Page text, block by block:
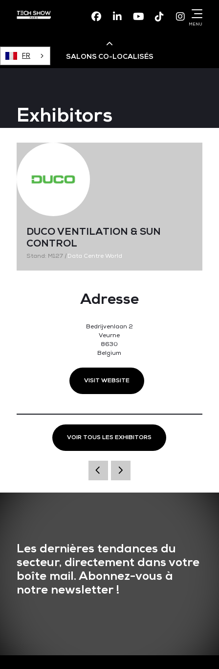
FacebookLinkedinYoutubeTikTok
MENU
FR SALONS CO-LOCALISÉS
Devops Live
Cloud & Cyber Security
Data & AI Leaders Summit
Data Centre World
Exhibitors
DUCO VENTILATION & SUN
CONTROL
Stand: M127 |Data Centre World
Adresse
Bedrijvenlaan 2
Veurne
8630
Belgium
VISIT WEBSITE
VOIR TOUS LES EXHIBITORS
Les dernières tendances du
secteur, directement dans votre
boîte mail. Abonnez-vous à
notre newsletter !